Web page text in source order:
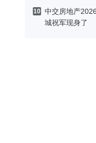
10 中交房地产
城祝军现身了